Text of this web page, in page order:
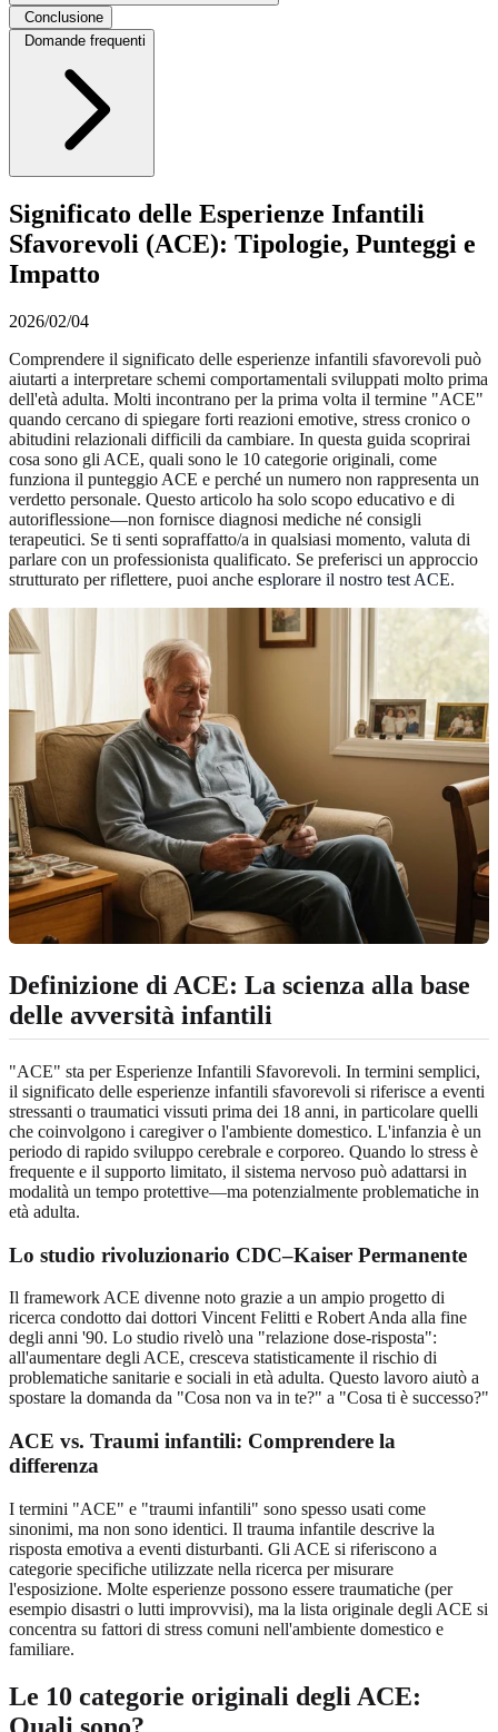
Conclusione
Domande frequenti
Significato delle Esperienze Infantili
Sfavorevoli (ACE): Tipologie, Punteggi e
Impatto
2026/02/04
Comprendere il significato delle esperienze infantili sfavorevoli può
aiutarti a interpretare schemi comportamentali sviluppati molto prima
dell'età adulta. Molti incontrano per la prima volta il termine "ACE"
quando cercano di spiegare forti reazioni emotive, stress cronico o
abitudini relazionali difficili da cambiare. In questa guida scoprirai
cosa sono gli ACE, quali sono le 10 categorie originali, come
funziona il punteggio ACE e perché un numero non rappresenta un
verdetto personale. Questo articolo ha solo scopo educativo e di
autoriflessione—non fornisce diagnosi mediche né consigli
terapeutici. Se ti senti sopraffatto/a in qualsiasi momento, valuta di
parlare con un professionista qualificato. Se preferisci un approccio
strutturato per riflettere, puoi anche esplorare il nostro test ACE.
Definizione di ACE: La scienza alla base
delle avversità infantili
"ACE" sta per Esperienze Infantili Sfavorevoli. In termini semplici,
il significato delle esperienze infantili sfavorevoli si riferisce a eventi
stressanti o traumatici vissuti prima dei 18 anni, in particolare quelli
che coinvolgono i caregiver o l'ambiente domestico. L'infanzia è un
periodo di rapido sviluppo cerebrale e corporeo. Quando lo stress è
frequente e il supporto limitato, il sistema nervoso può adattarsi in
modalità un tempo protettive—ma potenzialmente problematiche in
età adulta.
Lo studio rivoluzionario CDC–Kaiser Permanente
Il framework ACE divenne noto grazie a un ampio progetto di
ricerca condotto dai dottori Vincent Felitti e Robert Anda alla fine
degli anni '90. Lo studio rivelò una "relazione dose-risposta":
all'aumentare degli ACE, cresceva statisticamente il rischio di
problematiche sanitarie e sociali in età adulta. Questo lavoro aiutò a
spostare la domanda da "Cosa non va in te?" a "Cosa ti è successo?"
ACE vs. Traumi infantili: Comprendere la
differenza
I termini "ACE" e "traumi infantili" sono spesso usati come
sinonimi, ma non sono identici. Il trauma infantile descrive la
risposta emotiva a eventi disturbanti. Gli ACE si riferiscono a
categorie specifiche utilizzate nella ricerca per misurare
l'esposizione. Molte esperienze possono essere traumatiche (per
esempio disastri o lutti improvvisi), ma la lista originale degli ACE si
concentra su fattori di stress comuni nell'ambiente domestico e
familiare.
Le 10 categorie originali degli ACE:
Quali sono?